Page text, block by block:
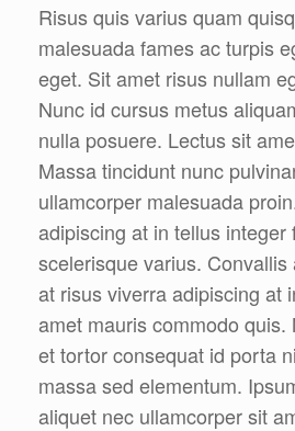
Risus quis varius quam
malesuada fames ac turpis
eget. Sit amet risus nullam
Nunc id cursus metus
nulla posuere. Lectus sit
Massa tincidunt nunc
ullamcorper malesuada
adipiscing at in tellus integer
scelerisque varius.
at risus viverra adipiscing at
amet mauris commodo quis.
et tortor consequat id porta
massa sed elementum.
aliquet nec ullamcorper sit